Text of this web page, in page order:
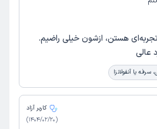
هستن، ازشون خیلی راضیم.
عالی
یا آنفولانزا
کاربر آزاد
(
1404/02/20
)